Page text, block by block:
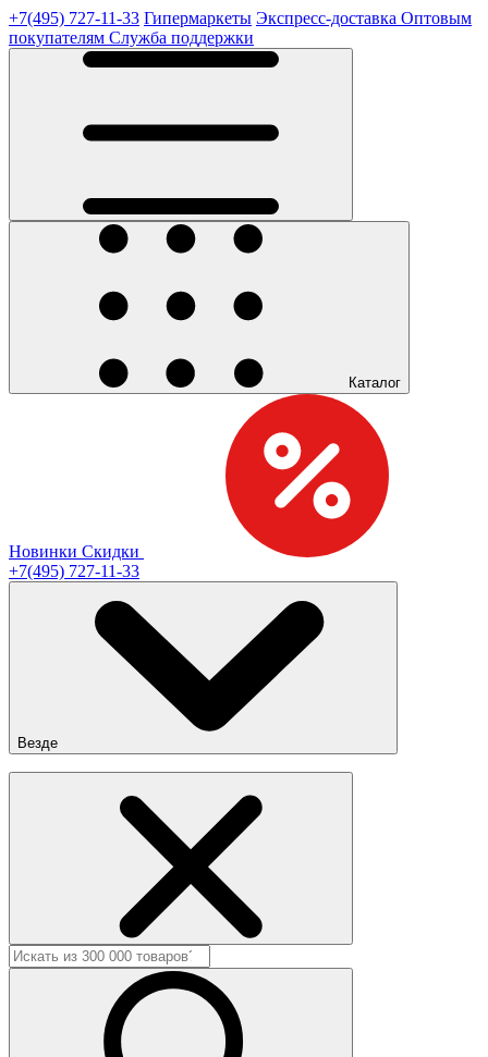
+7(495) 727-11-33 Гипермаркеты Экспресс-доставка Оптовым
покупателям Служба поддержки
Каталог
Новинки Скидки
+7(495) 727-11-33
Везде